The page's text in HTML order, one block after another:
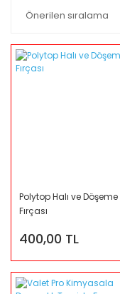
Polytop Halı ve Döşeme
Fırçası
400,00 TL